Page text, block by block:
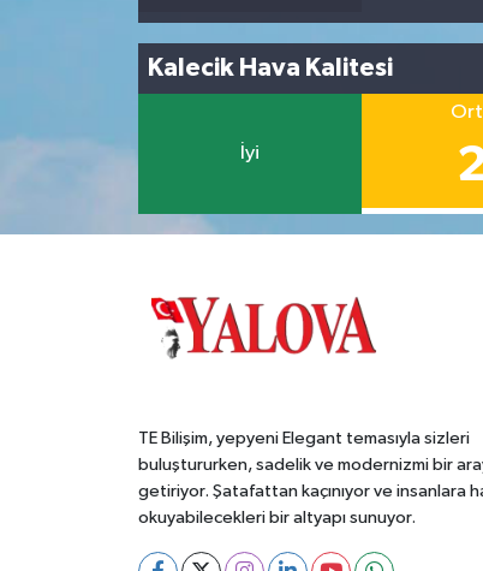
Kalecik Hava Kalitesi
İyi
TE Bilişim, yepyeni Elegant temasıyla sizleri
buluştururken, sadelik ve modernizmi bir
getiriyor. Şatafattan kaçınıyor ve insanlara
okuyabilecekleri bir altyapı sunuyor.